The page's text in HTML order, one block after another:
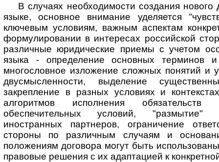
В случаях необходимости создания нового
языке, основное внимание уделяется
ключевым условиям, важным аспектам
фор­му­ли­ро­ва­нии в интересах российской
различные юридические приемы с учетом
языка - определение основных терминов
многословное изложение сложных понятий и
двусмысленности, выделение
закрепление в разных условиях и
алгоритмов исполнения
обеспечительных условий, "размытие"
иностранных партнеров, ограничение
стороны по различным случаям и
положениям договора могут быть
правовые решения с их адаптацией к